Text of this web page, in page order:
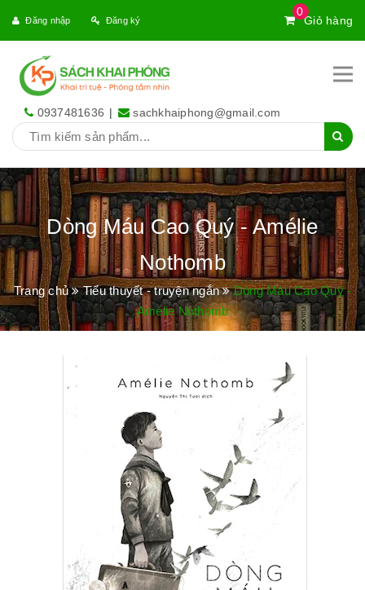
0
Giỏ hàng
Đăng nhập Đăng ký
0937481636 | sachkhaiphong@gmail.com
Dòng Máu Cao Quý - Amélie
Nothomb
Trang chủ Tiểu thuyết - truyện ngắn
Dòng Máu Cao Quý -
Amélie Nothomb